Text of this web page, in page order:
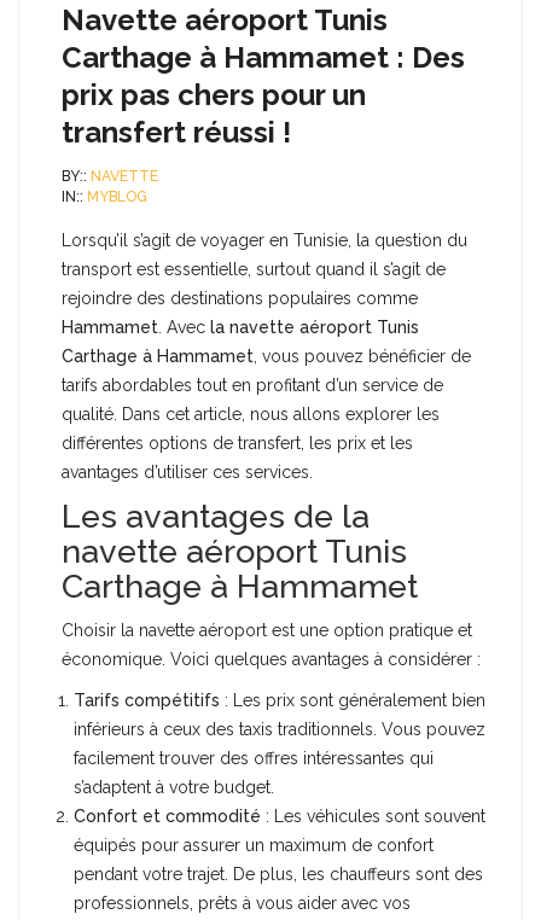
Navette aéroport Tunis
Carthage à Hammamet : Des
prix pas chers pour un
transfert réussi !
BY:: NAVETTE
IN:: MYBLOG
Lorsqu’il s’agit de voyager en Tunisie, la question du
transport est essentielle, surtout quand il s’agit de
rejoindre des destinations populaires comme
Hammamet . Avec la navette aéroport Tunis
Carthage à Hammamet , vous pouvez bénéficier de
tarifs abordables tout en profitant d’un service de
qualité. Dans cet article, nous allons explorer les
différentes options de transfert, les prix et les
avantages d’utiliser ces services.
Les avantages de la
navette aéroport Tunis
Carthage à Hammamet
Choisir la navette aéroport est une option pratique et
économique. Voici quelques avantages à considérer :
Tarifs compétitifs : Les prix sont généralement bien
inférieurs à ceux des taxis traditionnels. Vous pouvez
facilement trouver des offres intéressantes qui
s’adaptent à votre budget.
Confort et commodité : Les véhicules sont souvent
équipés pour assurer un maximum de confort
pendant votre trajet. De plus, les chauffeurs sont des
professionnels, prêts à vous aider avec vos